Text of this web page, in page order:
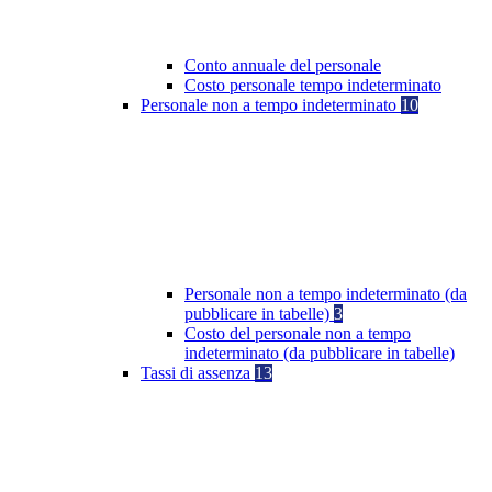
Conto annuale del personale
Costo personale tempo indeterminato
Personale non a tempo indeterminato 10
Personale non a tempo indeterminato (da
pubblicare in tabelle) 3
Costo del personale non a tempo
indeterminato (da pubblicare in tabelle)
Tassi di assenza 13